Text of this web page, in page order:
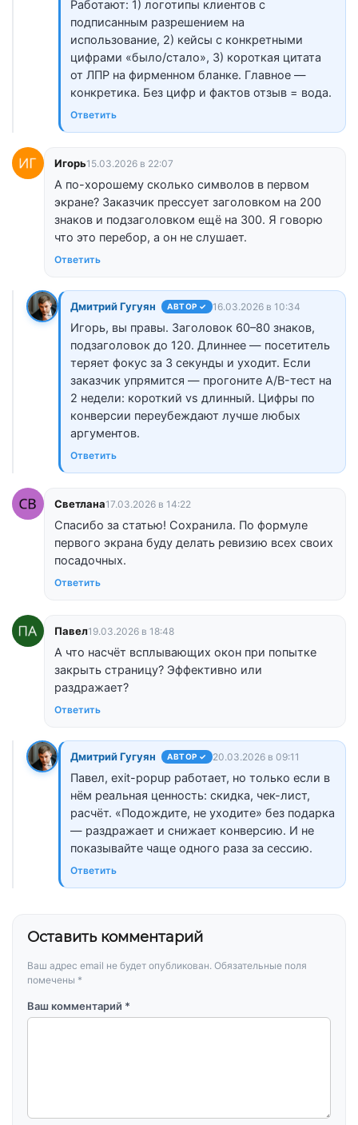
Работают: 1) логотипы клиентов с
подписанным разрешением на
использование, 2) кейсы с конкретными
цифрами «было/стало», 3) короткая цитата
от ЛПР на фирменном бланке. Главное —
конкретика. Без цифр и фактов отзыв = вода.
Ответить
Игорь15.03.2026 в 22:07
А по-хорошему сколько символов в первом
экране? Заказчик прессует заголовком на 200
знаков и подзаголовком ещё на 300. Я говорю
что это перебор, а он не слушает.
Ответить
Дмитрий Гугуян АВТОР ✓ 16.03.2026 в 10:34
Игорь, вы правы. Заголовок 60–80 знаков,
подзаголовок до 120. Длиннее — посетитель
теряет фокус за 3 секунды и уходит. Если
заказчик упрямится — прогоните A/B-тест на
2 недели: короткий vs длинный. Цифры по
конверсии переубеждают лучше любых
аргументов.
Ответить
Светлана17.03.2026 в 14:22
Спасибо за статью! Сохранила. По формуле
первого экрана буду делать ревизию всех своих
посадочных.
Ответить
Павел19.03.2026 в 18:48
А что насчёт всплывающих окон при попытке
закрыть страницу? Эффективно или
раздражает?
Ответить
Дмитрий Гугуян АВТОР ✓ 20.03.2026 в 09:11
Павел, exit-popup работает, но только если в
нём реальная ценность: скидка, чек-лист,
расчёт. «Подождите, не уходите» без подарка
— раздражает и снижает конверсию. И не
показывайте чаще одного раза за сессию.
Ответить
Оставить комментарий
Ваш адрес email не будет опубликован. Обязательные поля
помечены *
Ваш комментарий *